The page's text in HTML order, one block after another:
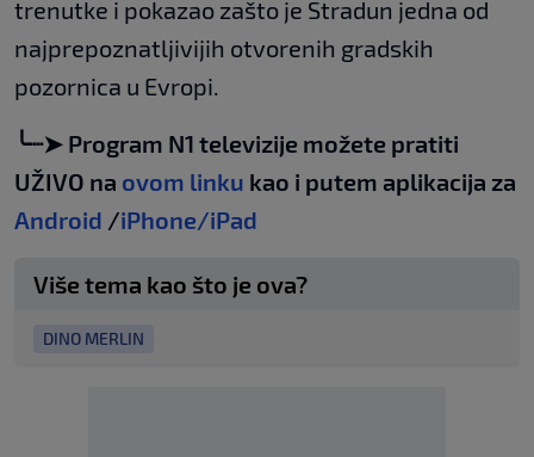
trenutke i pokazao zašto je Stradun jedna od
najprepoznatljivijih otvorenih gradskih
pozornica u Evropi.
╰┈➤ Program N1 televizije možete pratiti
UŽIVO na ovom linku kao i putem aplikacija za
Android /iPhone/iPad
Više tema kao što je ova?
DINO MERLIN